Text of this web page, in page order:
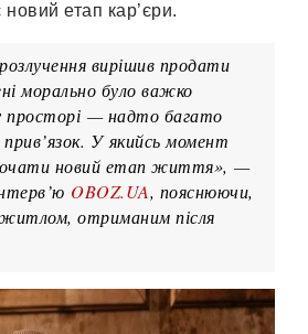
етап кар’єри.
вирішив продати
морально було важко
просторі — надто багато
прив’язок. У якийсь момент
новий етап життя», —
OBOZ.UA, пояснюючи,
отриманим після